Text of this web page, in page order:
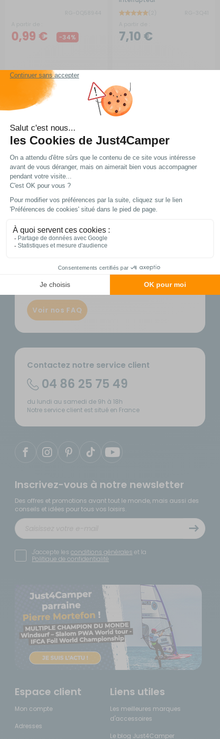
0,99 € -34%
Choisir le modèle
7,10 €
Choisir le modèle
Livraison express
à domicile ou en point
relais
OFFERTS
à partir de 99€
d’achat*
du web !
Vous avez une question ?
Nous avons plein de réponses... Peut-être trouverez
Voir nos FAQ
Contactez notre service client
04 86 25 75 49
du lundi au samedi de 9h à 18h
Notre service client est situé en France
Inscrivez-vous à notre newsletter
Des offres et promotions avant tout le monde, mais aussi des
conseils et idées pour tous vos loisirs.
J'accepte les conditions générales et la
Politique de confidentialité
Espace client
Mon compte
Adresses
Liens utiles
Les meilleures marques
d'accessoires
Le blog Just4Camper